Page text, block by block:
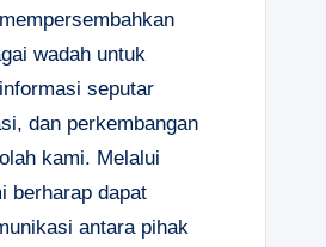
wadah untuk
seputar
dan perkembangan
kami. Melalui
berharap dapat
antara pihak